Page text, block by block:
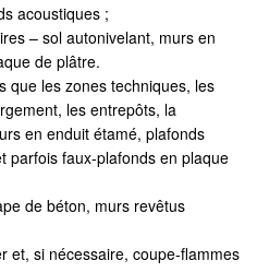
acoustiques ;
– sol autonivelant, murs en
de plâtre.
que les zones techniques, les
les entrepôts, la
en enduit étamé, plafonds
parfois faux-plafonds en plaque
de béton, murs revêtus
et, si nécessaire, coupe-flammes